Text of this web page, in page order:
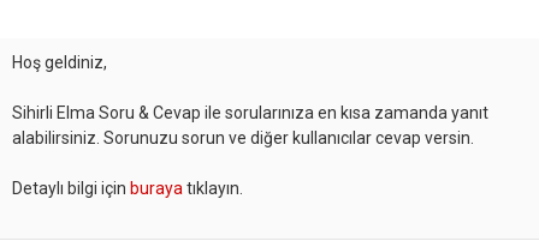
Hoş geldiniz,
Sihirli Elma Soru & Cevap ile sorularınıza en kısa zamanda yanıt
alabilirsiniz. Sorunuzu sorun ve diğer kullanıcılar cevap versin.
Detaylı bilgi için buraya tıklayın.